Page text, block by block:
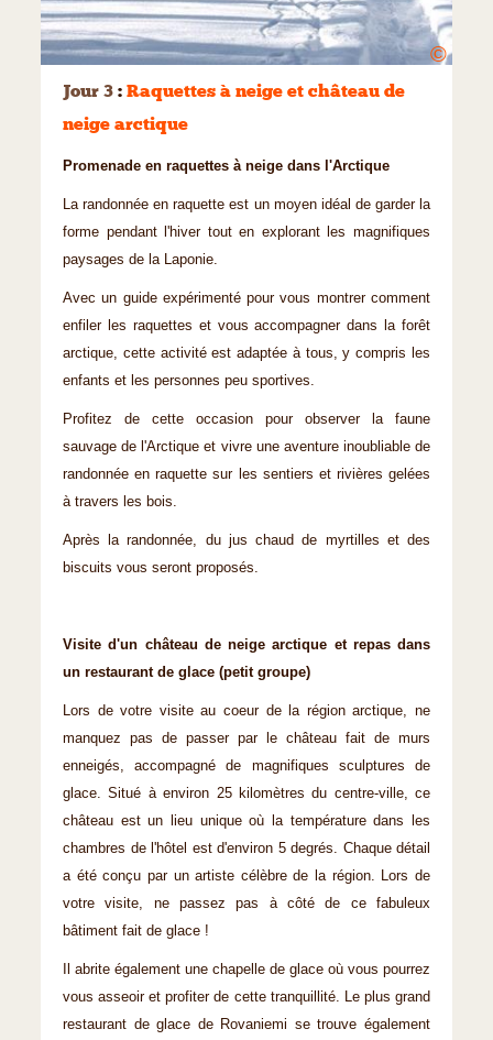
©
Jour 3 : Raquettes à neige et château de
neige arctique
Promenade en raquettes à neige dans l'Arctique
La randonnée en raquette est un moyen idéal de garder la
forme pendant l'hiver tout en explorant les magnifiques
paysages de la Laponie.
Avec un guide expérimenté pour vous montrer comment
enfiler les raquettes et vous accompagner dans la forêt
arctique, cette activité est adaptée à tous, y compris les
enfants et les personnes peu sportives.
Profitez de cette occasion pour observer la faune
sauvage de l'Arctique et vivre une aventure inoubliable de
randonnée en raquette sur les sentiers et rivières gelées
à travers les bois.
Après la randonnée, du jus chaud de myrtilles et des
biscuits vous seront proposés.
Visite d'un château de neige arctique et repas dans
un restaurant de glace (petit groupe)
Lors de votre visite au coeur de la région arctique, ne
manquez pas de passer par le château fait de murs
enneigés, accompagné de magnifiques sculptures de
glace. Situé à environ 25 kilomètres du centre-ville, ce
château est un lieu unique où la température dans les
chambres de l'hôtel est d'environ 5 degrés. Chaque détail
a été conçu par un artiste célèbre de la région. Lors de
votre visite, ne passez pas à côté de ce fabuleux
bâtiment fait de glace !
Il abrite également une chapelle de glace où vous pourrez
vous asseoir et profiter de cette tranquillité. Le plus grand
restaurant de glace de Rovaniemi se trouve également